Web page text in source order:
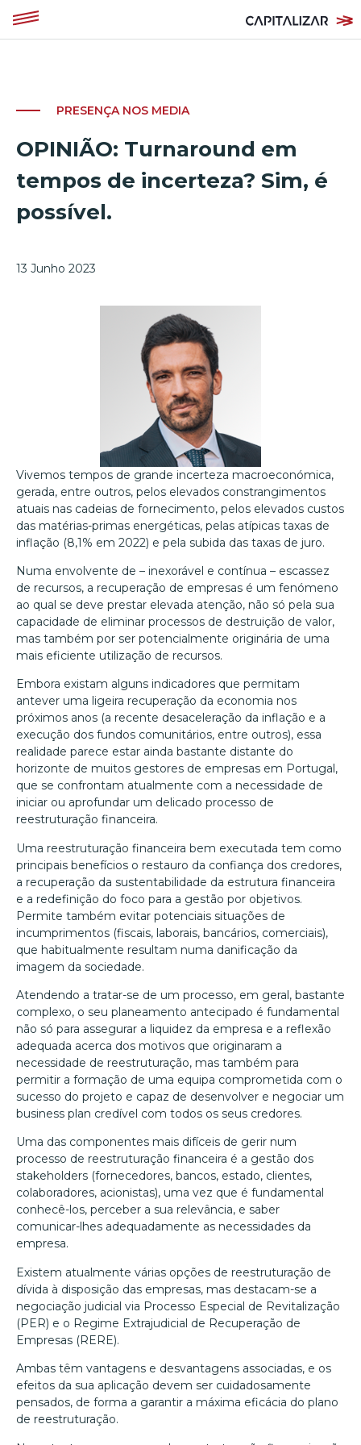
PRESENÇA NOS MEDIA
OPINIÃO: Turnaround em
tempos de incerteza? Sim, é
possível.
13 Junho 2023
Vivemos tempos de grande incerteza macroeconómica,
gerada, entre outros, pelos elevados constrangimentos
atuais nas cadeias de fornecimento, pelos elevados custos
das matérias-primas energéticas, pelas atípicas taxas de
inflação (8,1% em 2022) e pela subida das taxas de juro.
Numa envolvente de – inexorável e contínua – escassez
de recursos, a recuperação de empresas é um fenómeno
ao qual se deve prestar elevada atenção, não só pela sua
capacidade de eliminar processos de destruição de valor,
mas também por ser potencialmente originária de uma
mais eficiente utilização de recursos.
Embora existam alguns indicadores que permitam
antever uma ligeira recuperação da economia nos
próximos anos (a recente desaceleração da inflação e a
execução dos fundos comunitários, entre outros), essa
realidade parece estar ainda bastante distante do
horizonte de muitos gestores de empresas em Portugal,
que se confrontam atualmente com a necessidade de
iniciar ou aprofundar um delicado processo de
reestruturação financeira.
Uma reestruturação financeira bem executada tem como
principais benefícios o restauro da confiança dos credores,
a recuperação da sustentabilidade da estrutura financeira
e a redefinição do foco para a gestão por objetivos.
Permite também evitar potenciais situações de
incumprimentos (fiscais, laborais, bancários, comerciais),
que habitualmente resultam numa danificação da
imagem da sociedade.
Atendendo a tratar-se de um processo, em geral, bastante
complexo, o seu planeamento antecipado é fundamental
não só para assegurar a liquidez da empresa e a reflexão
adequada acerca dos motivos que originaram a
necessidade de reestruturação, mas também para
permitir a formação de uma equipa comprometida com o
sucesso do projeto e capaz de desenvolver e negociar um
business plan credível com todos os seus credores.
Uma das componentes mais difíceis de gerir num
processo de reestruturação financeira é a gestão dos
stakeholders (fornecedores, bancos, estado, clientes,
colaboradores, acionistas), uma vez que é fundamental
conhecê-los, perceber a sua relevância, e saber
comunicar-lhes adequadamente as necessidades da
empresa.
Existem atualmente várias opções de reestruturação de
dívida à disposição das empresas, mas destacam-se a
negociação judicial via Processo Especial de Revitalização
(PER) e o Regime Extrajudicial de Recuperação de
Empresas (RERE).
Ambas têm vantagens e desvantagens associadas, e os
efeitos da sua aplicação devem ser cuidadosamente
pensados, de forma a garantir a máxima eficácia do plano
de reestruturação.